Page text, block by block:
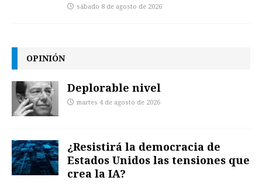
sábado 8 de agosto de 2026
OPINIÓN
Deplorable nivel
martes 4 de agosto de 2026
¿Resistirá la democracia de
Estados Unidos las tensiones que
crea la IA?